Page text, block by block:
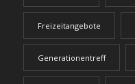
Freizeitangebote
Generationentreff